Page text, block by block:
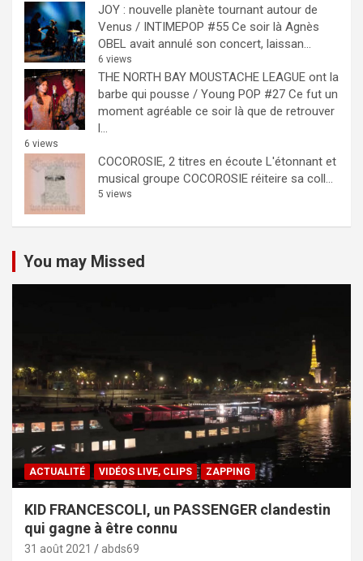
JOY : nouvelle planète tournant autour de
Venus / INTIMEPOP #55 Ce soir là Agnès
OBEL avait annulé son concert, laissan...
6 views
THE NORTH BAY MOUSTACHE LEAGUE ont la
barbe qui pousse / Young POP #27 Ce fut un
moment agréable ce soir là que de retrouver
l...
6 views
COCOROSIE, 2 titres en écoute L'étonnant et
musical groupe COCOROSIE réiteire sa coll...
5 views
You may Missed
ACTUALITÉ VIDÉOS LIVE, CLIPS ZAPPING
KID FRANCESCOLI, un PASSENGER clandestin
qui gagne à être connu
31 août 2021 abds69